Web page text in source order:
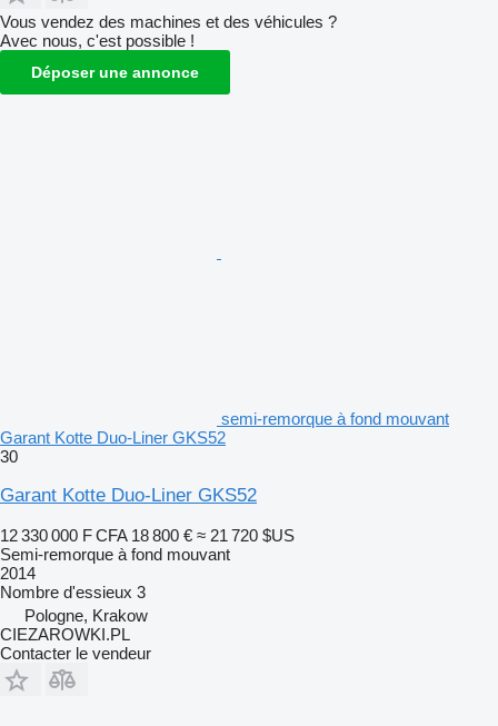
Vous vendez des machines et des véhicules ?
Avec nous, c'est possible !
Déposer une annonce
semi-remorque à fond mouvant
Garant Kotte Duo-Liner GKS52
30
Garant Kotte Duo-Liner GKS52
12 330 000 F CFA 18 800 € ≈ 21 720 $US
Semi-remorque à fond mouvant
2014
Nombre d'essieux 3
Pologne, Krakow
CIEZAROWKI.PL
Contacter le vendeur